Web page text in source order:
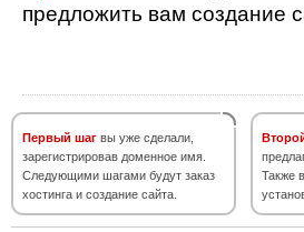
предложить вам создание
Первый шаг вы уже сделали,
зарегистрировав доменное имя.
Следующими шагами будут заказ
хостинга и создание сайта.
Также